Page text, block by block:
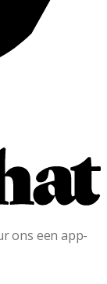
ons een app-